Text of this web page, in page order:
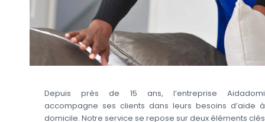
Depuis près de 15 ans, l’entreprise Aidadomi
accompagne ses clients dans leurs besoins d’aide à
domicile. Notre service se repose sur deux éléments clés